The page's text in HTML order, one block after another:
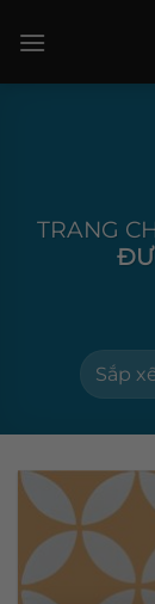
qua
TRANG